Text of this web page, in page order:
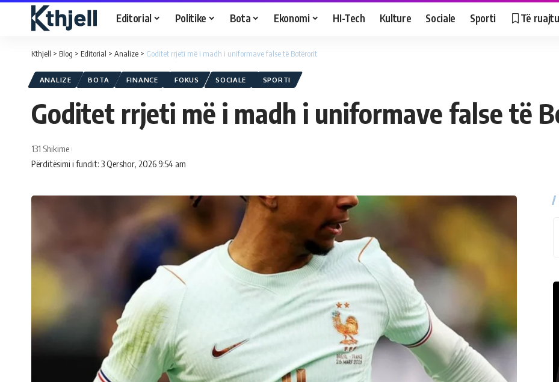
Editorial Politike Bota Ekonomi HI-Tech Kulture Sociale Sporti Të
Kthjell > Blog > Editorial > Analize > Goditet rrjeti më i madh i uniformave false të Botërorit
ANALIZE BOTA FINANCE FOKUS SOCIALE SPORTI
Goditet rrjeti më i madh i uniformave false të
Përditësimi i fundit: 3 Qershor, 2026 9:54 am
131 Shikime